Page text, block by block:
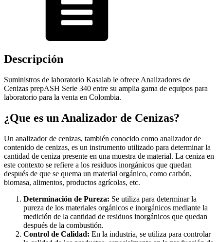
Descripción
Suministros de laboratorio Kasalab le ofrece Analizadores de
Cenizas prepASH Serie 340 entre su amplia gama de equipos para
laboratorio para la venta en Colombia.
¿Que es un Analizador de Cenizas?
Un analizador de cenizas, también conocido como analizador de
contenido de cenizas, es un instrumento utilizado para determinar la
cantidad de ceniza presente en una muestra de material. La ceniza en
este contexto se refiere a los residuos inorgánicos que quedan
después de que se quema un material orgánico, como carbón,
biomasa, alimentos, productos agrícolas, etc.
Determinación de Pureza: Se utiliza para determinar la
pureza de los materiales orgánicos e inorgánicos mediante la
medición de la cantidad de residuos inorgánicos que quedan
después de la combustión.
Control de Calidad: En la industria, se utiliza para controlar